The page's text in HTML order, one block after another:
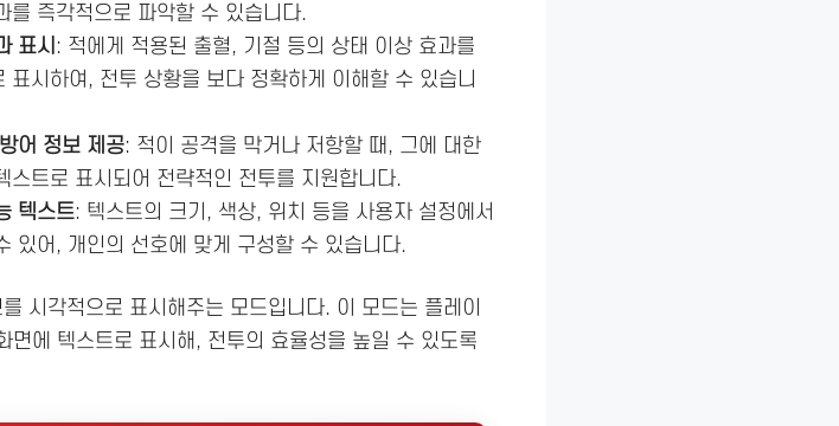
를 즉각적으로 파악할 수 있습니다.
표시 : 적에게 적용된 출혈, 기절 등의 상태 이상 효과를
표시하여, 전투 상황을 보다 정확하게 이해할 수 있습니
어 정보 제공: 적이 공격을 막거나 저항할 때, 그에 대한
스트로 표시되어 전략적인 전투를 지원합니다.
텍스트: 텍스트의 크기, 색상, 위치 등을 사용자 설정에서
있어, 개인의 선호에 맞게 구성할 수 있습니다.
시각적으로 표시해주는 모드입니다. 이 모드는 플레이
에 텍스트로 표시해, 전투의 효율성을 높일 수 있도록